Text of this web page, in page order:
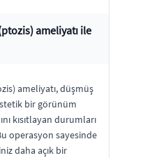
ameliyatı ile
ameliyatı, düşmüş
bir görünüm
kısıtlayan durumları
operasyon sayesinde
daha açık bir